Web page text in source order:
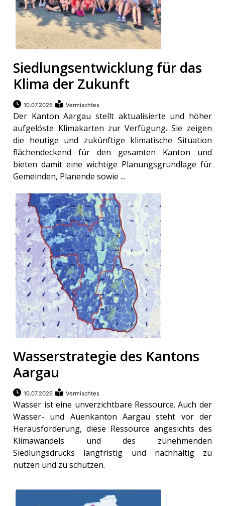
Siedlungsentwicklung für das
Klima der Zukunft
10.07.2026 Vermischtes
Der Kanton Aargau stellt aktualisierte und höher
aufgelöste Klimakarten zur Verfügung. Sie zeigen
die heutige und zukünftige klimatische Situation
flächendeckend für den gesamten Kanton und
bieten damit eine wichtige Planungsgrundlage für
Gemeinden, Planende sowie ...
Wasserstrategie des Kantons
Aargau
10.07.2026 Vermischtes
Wasser ist eine unverzichtbare Ressource. Auch der
Wasser- und Auenkanton Aargau steht vor der
Herausforderung, diese Ressource angesichts des
Klimawandels und des zunehmenden
Siedlungsdrucks langfristig und nachhaltig zu
nutzen und zu schützen.